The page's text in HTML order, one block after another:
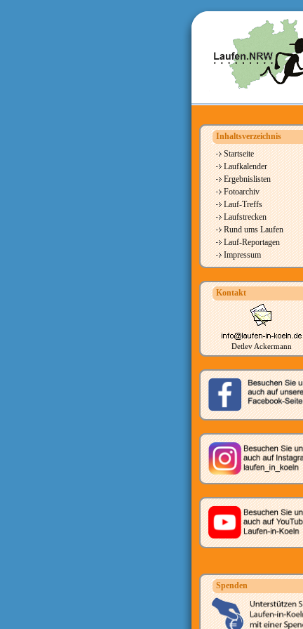
Inhaltsverzeichnis
Startseite
Laufkalender
Ergebnislisten
Fotoarchiv
Lauf-Treffs
Laufstrecken
Rund ums Laufen
Lauf-Reportagen
Impressum
Kontakt
Detlev Ackermann
Spenden